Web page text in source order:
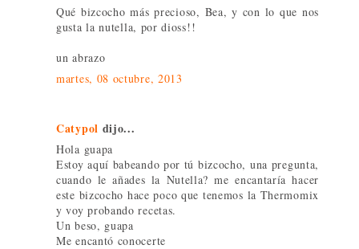
Qué bizcocho más precioso, Bea, y con lo que nos
gusta la nutella, por dioss!!
un abrazo
martes, 08 octubre, 2013
Catypol dijo...
Hola guapa
Estoy aquí babeando por tú bizcocho, una pregunta,
cuando le añades la Nutella? me encantaría hacer
este bizcocho hace poco que tenemos la Thermomix
y voy probando recetas.
Un beso, guapa
Me encantó conocerte